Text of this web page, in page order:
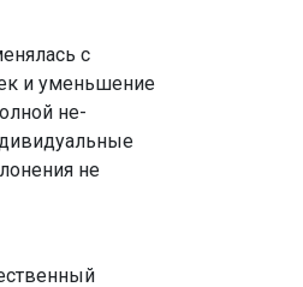
с
и уменьшение
не­
не